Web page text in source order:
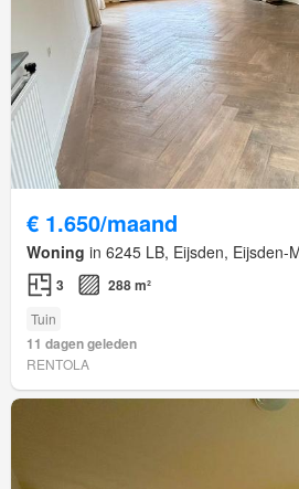
€ 1.650/maand
Woning in 6245 LB, Eijsden, Eijsden-
3 288 m²
Tuin
11 dagen geleden
RENTOLA